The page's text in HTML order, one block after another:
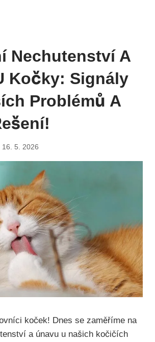
Nechutenství A
Kočky: Signály
Problémů A
16. 5. 2026
koček! Dnes se zaměříme na
a únavu u našich kočičích